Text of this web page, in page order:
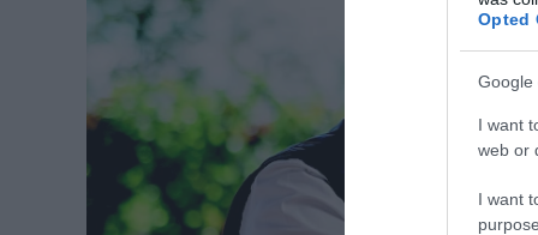
Opted
Google
I want
web or
I want